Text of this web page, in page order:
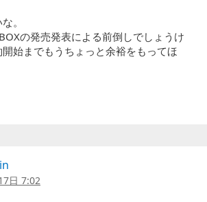
。
の発売発表による前倒しでしょうけ
始までもうちょっと余裕をもってほ
日 7:02